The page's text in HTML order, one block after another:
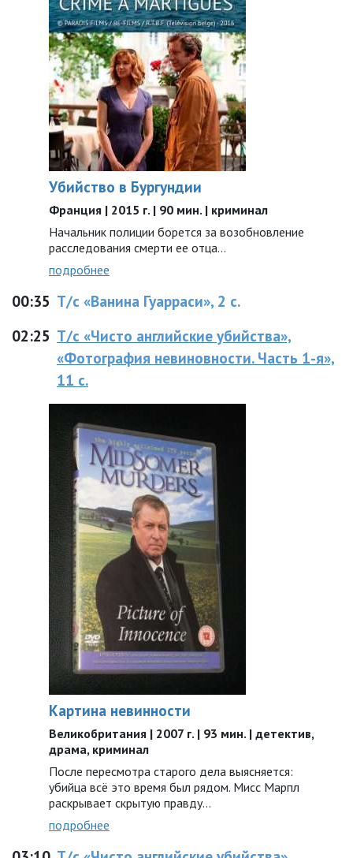
Убийство в Бургундии
Франция | 2015 г. | 90 мин. | криминал
Начальник полиции борется за возобновление
расследования смерти ее отца…
подробнее
00:35 Т/с «Ванина Гуарраси», 2 с.
02:25 Т/с «Чисто английские убийства»,
«Фотография невиновности. Часть 1-я»,
11 с.
Картина невинности
Великобритания | 2007 г. | 93 мин. | детектив,
драма, криминал
После пересмотра старого дела выясняется:
убийца всё это время был рядом. Мисс Марпл
раскрывает скрытую правду…
подробнее